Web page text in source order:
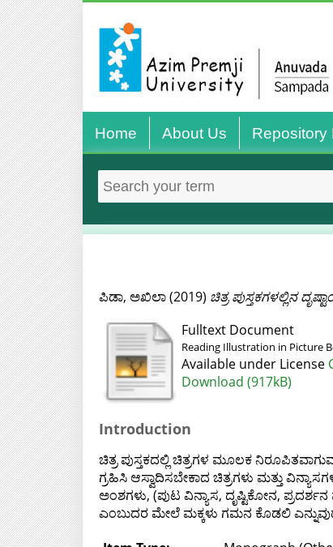
Home About Us Repository
ಪಿಡಾ, ಅಖಿಲಾ(2019) ಚಿತ್ರ ಪುಸ್ತಕಗಳಲ್ಲಿನ
Fulltext Document
Reading Illustration in Picture
Available under License
Download (917kB)
Introduction
ಚಿತ್ರ ಪುಸ್ತಕದಲ್ಲಿ ಚಿತ್ರಗಳ ಮೂಲಕ
ಗ್ರಹಿಸಿ ಆಸ್ವಾದಿಸಬೇಕಾದ ಚಿತ್ರಗಳು ಮತ್ತು
ಅಂಶಗಳು, (ಪುಟ ವಿನ್ಯಾಸ, ದೃಷ್ಟಿಕೋನ,
ಎಂಬುದರ ಮೇಲೆ ಮಕ್ಕಳು ಗಮನ ಕೊಡಲಿ